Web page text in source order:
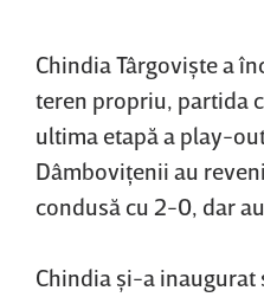
Chindia Târgovişte a
teren propriu, partida
ultima etapă a play-
Dâmboviţenii au
condusă cu 2-0, dar
Chindia şi-a inaugurat